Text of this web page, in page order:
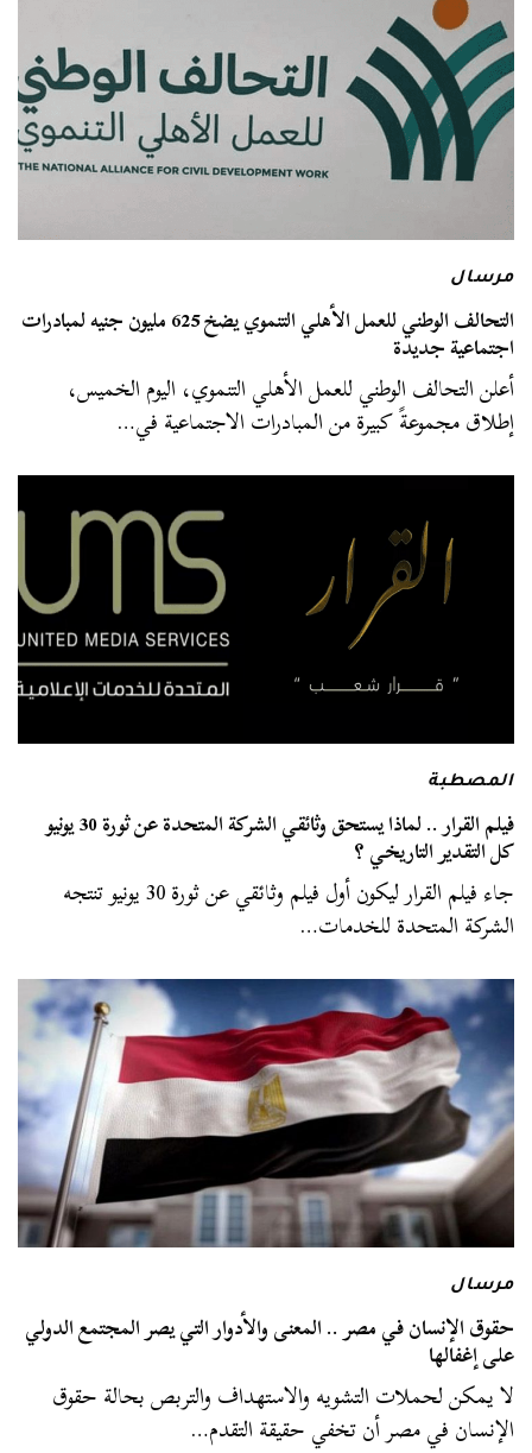
مرسال
التحالف الوطني للعمل الأهلي التنموي يضخ 625 مليون جنيه لمبادرات
اجتماعية جديدة
أعلن التحالف الوطني للعمل الأهلي التنموي، اليوم الخميس،
إطلاق مجموعةً كبيرة من المبادرات الاجتماعية في…
المصطبة
فيلم القرار .. لماذا يستحق وثائقي الشركة المتحدة عن ثورة 30 يونيو
كل التقدير التاريخي ؟
جاء فيلم القرار ليكون أول فيلم وثائقي عن ثورة 30 يونيو تنتجه
الشركة المتحدة للخدمات…
مرسال
حقوق الإنسان في مصر .. المعنى والأدوار التي يصر المجتمع الدولي
على إغفالها
لا يمكن لحملات التشويه والاستهداف والتربص بحالة حقوق
الإنسان في مصر أن تخفي حقيقة التقدم…